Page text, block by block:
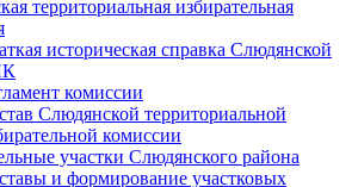
территориальная избирательная
историческая справка Слюдянской
комиссии
Слюдянской территориальной
комиссии
участки Слюдянского района
и формирование участковых